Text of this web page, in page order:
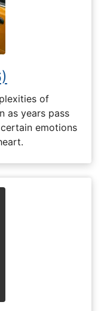
of
as years pass
emotions